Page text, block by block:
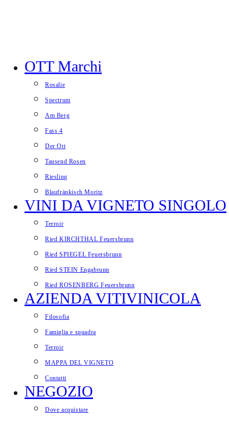
Visualizza il menu del sito web
OTT Marchi
Rosalie
Spectrum
Am Berg
Fass 4
Der Ott
Tausend Rosen
Riesling
Blaufränkisch Moritz
VINI DA VIGNETO SINGOLO
Terroir
Ried KIRCHTHAL Feuersbrunn
Ried SPIEGEL Feuersbrunn
Ried STEIN Engabrunn
Ried ROSENBERG Feuersbrunn
AZIENDA VITIVINICOLA
Filosofia
Famiglia e squadra
Terroir
MAPPA DEL VIGNETO
Contatti
NEGOZIO
Dove acquistare